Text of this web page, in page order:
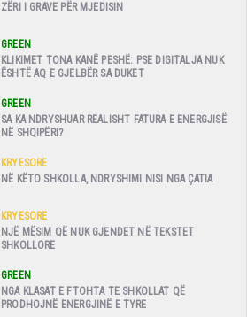
ZËRI I GRAVE PËR MJEDISIN
GREEN
KLIKIMET TONA KANË PESHË: PSE DIGITALJA NUK
ËSHTË AQ E GJELBËR SA DUKET
GREEN
SA KA NDRYSHUAR REALISHT FATURA E ENERGJISË
NË SHQIPËRI?
KRYESORE
NË KËTO SHKOLLA, NDRYSHIMI NISI NGA ÇATIA
KRYESORE
NJË MËSIM QË NUK GJENDET NË TEKSTET
SHKOLLORE
GREEN
NGA KLASAT E FTOHTA TE SHKOLLAT QË
PRODHOJNË ENERGJINË E TYRE